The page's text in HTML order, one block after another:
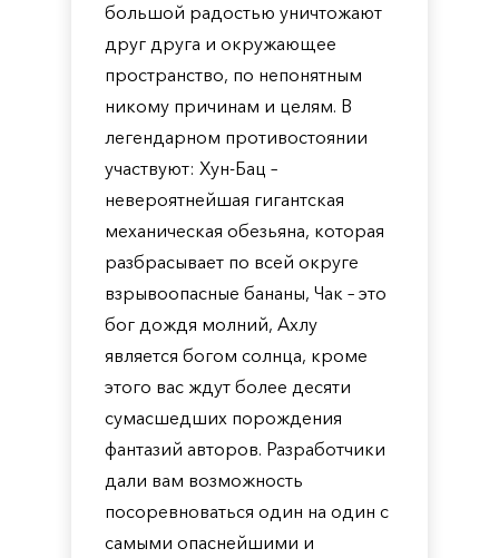
большой радостью уничтожают
друг друга и окружающее
пространство, по непонятным
никому причинам и целям. В
легендарном противостоянии
участвуют: Хун-Бац –
невероятнейшая гигантская
механическая обезьяна, которая
разбрасывает по всей округе
взрывоопасные бананы, Чак – это
бог дождя молний, Ахлу
является богом солнца, кроме
этого вас ждут более десяти
сумасшедших порождения
фантазий авторов. Разработчики
дали вам возможность
посоревноваться один на один с
самыми опаснейшими и